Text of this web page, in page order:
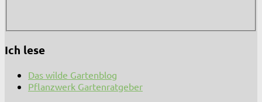
Ich lese
Das wilde Gartenblog
Pflanzwerk Gartenratgeber